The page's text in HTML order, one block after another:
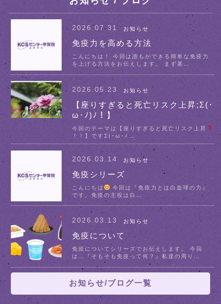
2026.07.31 お知らせ
免疫力を高める方法
こんにちは！ 今回は誰もができる簡単な免疫力
を上げる方法をお伝えします。 まず基 …
2026.05.23 お知らせ
【座りすぎると死亡リスク上昇;Σ(･
ω･ﾉ)ﾉ！】
今回のテーマは【座りすぎると死亡リスク上昇
！！】ですΣ(･ω･ﾉ…
2026.03.14 お知らせ
免疫シリーズ
こんにちは
今回は『免疫力とは白血球の力』
です。免疫の主役は白
…
2026.03.13 お知らせ
免疫について
免疫についてシリーズでお伝えします。 今回
は…『そもそも免疫って何？』私達の周り
お知らせ/ブログ一覧